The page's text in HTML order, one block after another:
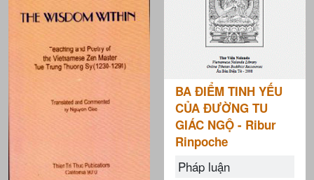
BA ĐIỂM TINH YẾU
CỦA ĐƯỜNG TU
GIÁC NGỘ - Ribur
Rinpoche
Pháp luận